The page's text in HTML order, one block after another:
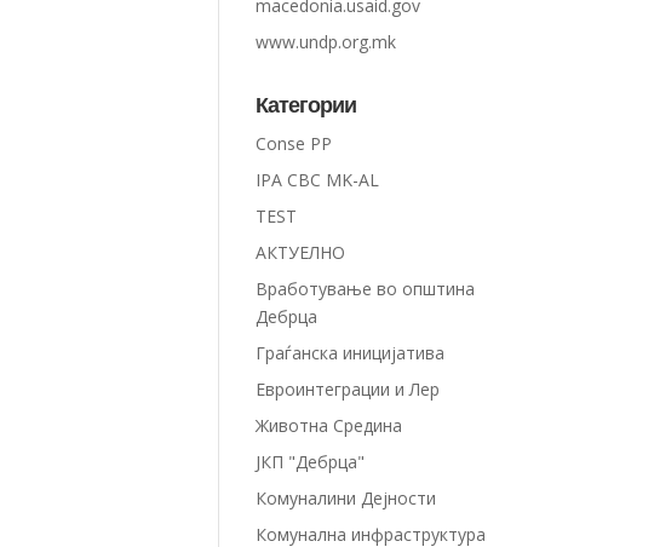
macedonia.usaid.gov
www.undp.org.mk
Категории
Conse PP
IPA CBC MK-AL
TEST
АКТУЕЛНО
Вработување во општина
Дебрца
Граѓанска иницијатива
Евроинтеграции и Лер
Животна Средина
ЈКП "Дебрца"
Комуналини Дејности
Комунална инфраструктура